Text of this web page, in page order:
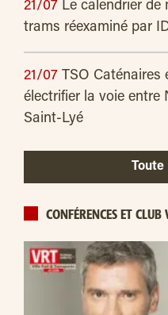
21/07 Le calendrier de
trams réexaminé par
21/07 TSO
électrifier la voie entre
Saint-Lyé
CONFÉRENCES ET CLUB